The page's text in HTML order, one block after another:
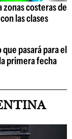
costeras de
las clases
pasará para el
primera fecha